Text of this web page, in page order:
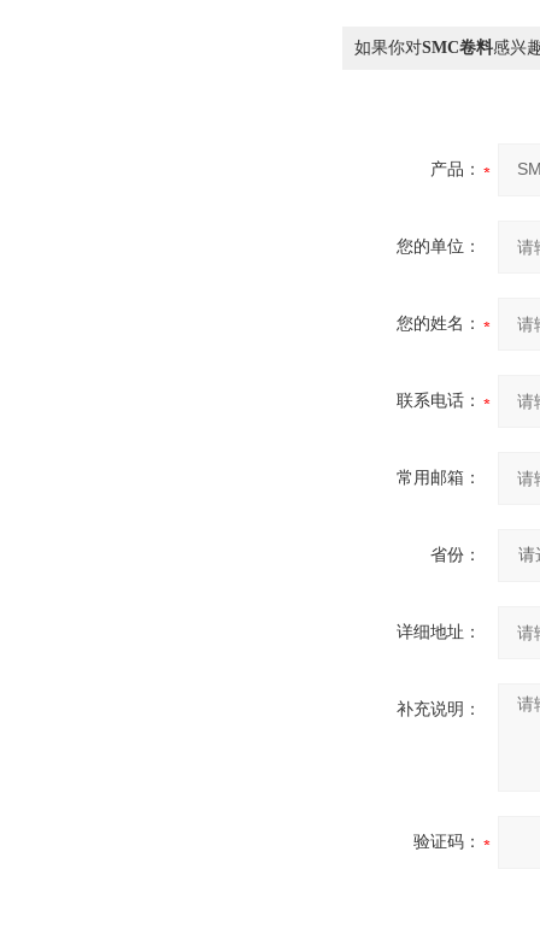
如果你对SMC卷料感兴
产品：
您的单位：
您的姓名：
联系电话：
常用邮箱：
省份：
详细地址：
补充说明：
验证码：